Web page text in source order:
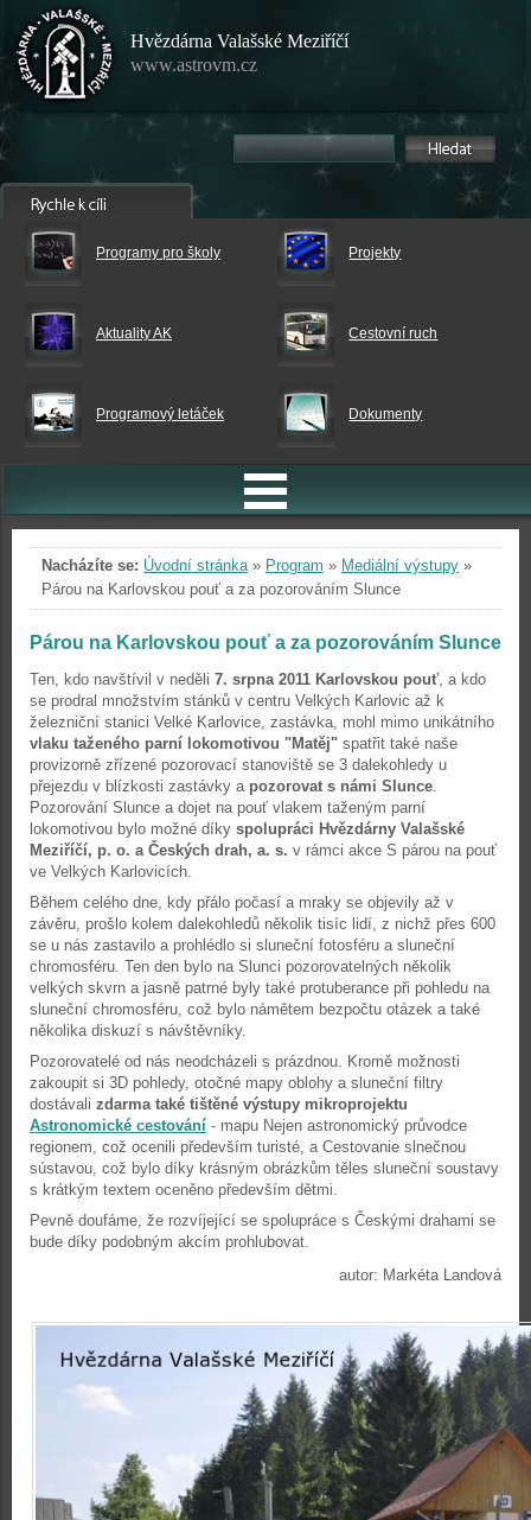
Hvězdárna Valašské Meziříčí
www.astrovm.cz
Programy pro školy Projekty
Aktuality AK Cestovní ruch
Programový letáček Dokumenty
Nacházíte se: Úvodní stránka» Program » Mediální výstupy »
Párou na Karlovskou pouť a za pozorováním Slunce
Párou na Karlovskou pouť a za pozorováním Slunce
Ten, kdo navštívil v neděli 7. srpna 2011 Karlovskou pouť, a kdo
se prodral množstvím stánků v centru Velkých Karlovic až k
železniční stanici Velké Karlovice, zastávka, mohl mimo unikátního
vlaku taženého parní lokomotivou "Matěj" spatřit také naše
provizorně zřízené pozorovací stanoviště se 3 dalekohledy u
přejezdu v blízkosti zastávky a pozorovat s námi Slunce.
Pozorování Slunce a dojet na pouť vlakem taženým parní
lokomotivou bylo možné díky spolupráci Hvězdárny Valašské
Meziříčí, p. o. a Českých drah, a. s. v rámci akce S párou na pouť
ve Velkých Karlovicích.
Během celého dne, kdy přálo počasí a mraky se objevily až v
závěru, prošlo kolem dalekohledů několik tisíc lidí, z nichž přes 600
se u nás zastavilo a prohlédlo si sluneční fotosféru a sluneční
chromosféru. Ten den bylo na Slunci pozorovatelných několik
velkých skvrn a jasně patrné byly také protuberance při pohledu na
sluneční chromosféru, což bylo námětem bezpočtu otázek a také
několika diskuzí s návštěvníky.
Pozorovatelé od nás neodcházeli s prázdnou. Kromě možnosti
zakoupit si 3D pohledy, otočné mapy oblohy a sluneční filtry
dostávali zdarma také tištěné výstupy mikroprojektu
Astronomické cestování - mapu Nejen astronomický průvodce
regionem, což ocenili především turisté, a Cestovanie slnečnou
sústavou, což bylo díky krásným obrázkům těles sluneční soustavy
s krátkým textem oceněno především dětmi.
Pevně doufáme, že rozvíjející se spolupráce s Českými drahami se
bude díky podobným akcím prohlubovat.
autor: Markéta Landová